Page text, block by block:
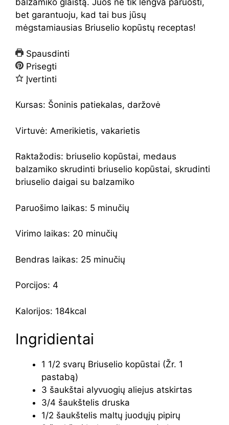
balzamiko glaistą. Juos ne tik lengva paruošti,
bet garantuoju, kad tai bus jūsų
mėgstamiausias Briuselio kopūstų receptas!
Spausdinti
Prisegti
Įvertinti
Kursas: Šoninis patiekalas, daržovė
Virtuvė: Amerikietis, vakarietis
Raktažodis: briuselio kopūstai, medaus
balzamiko skrudinti briuselio kopūstai, skrudinti
briuselio daigai su balzamiko
Paruošimo laikas: 5 minučių
Virimo laikas: 20 minučių
Bendras laikas: 25 minučių
Porcijos: 4
Kalorijos: 184kcal
Ingridientai
1 1/2 svarų Briuselio kopūstai (Žr. 1
pastabą)
3 šaukštai alyvuogių aliejus atskirtas
3/4 šaukštelis druska
1/2 šaukštelis maltų juodųjų pipirų